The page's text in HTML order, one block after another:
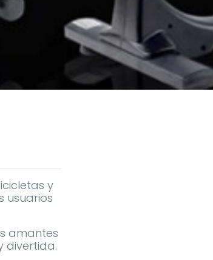
y
usuarios
amantes
divertida.